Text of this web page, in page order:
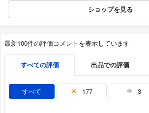
ショップを見る
最新100件の評価コメントを表示しています
すべての評価 出品での評価
すべて 177 3